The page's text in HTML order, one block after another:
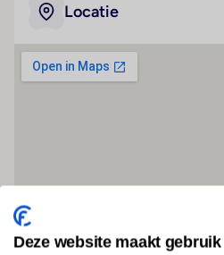
Locatie
Deze website maakt